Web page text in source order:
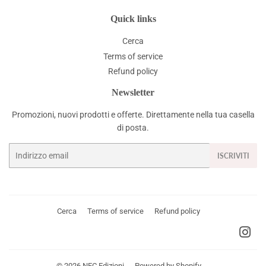
Quick links
Cerca
Terms of service
Refund policy
Newsletter
Promozioni, nuovi prodotti e offerte. Direttamente nella tua casella
di posta.
Email
ISCRIVITI
Cerca Terms of service Refund policy